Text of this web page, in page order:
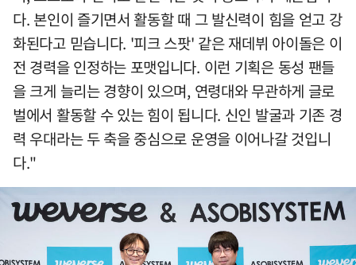
다. 본인이 즐기면서 활동할 때 그 발신력이 힘을 얻고 강
화된다고 믿습니다. '피크 스팟' 같은 재데뷔 아이돌은 이
전 경력을 인정하는 포맷입니다. 이런 기획은 동성 팬들
을 크게 늘리는 경향이 있으며, 연령대와 무관하게 글로
벌에서 활동할 수 있는 힘이 됩니다. 신인 발굴과 기존 경
력 우대라는 두 축을 중심으로 운영을 이어나갈 것입니
다."